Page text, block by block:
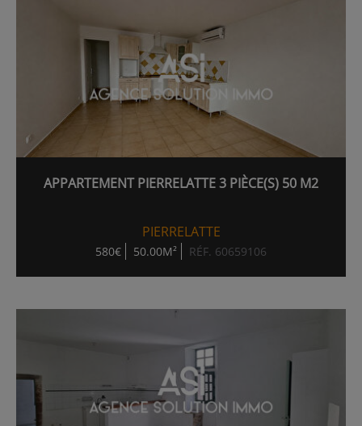
APPARTEMENT PIERRELATTE 3 PIÈCE(S) 50 M2
PIERRELATTE
580€ 50.00M² RÉF. 60659106